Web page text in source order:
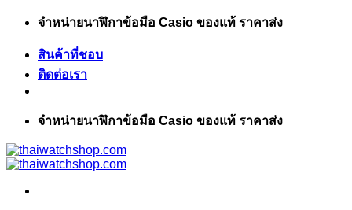
ข้าม
เนื้อหา
จำหน่ายนาฬิกาข้อมือ Casio ของแท้ ราคาส่ง
สินค้าที่ชอบ
ติดต่อเรา
จำหน่ายนาฬิกาข้อมือ Casio ของแท้ ราคาส่ง